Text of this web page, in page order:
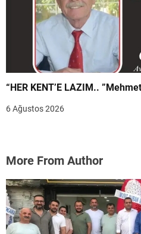
“HER KENT’E
6 Ağustos 2026
More From Author